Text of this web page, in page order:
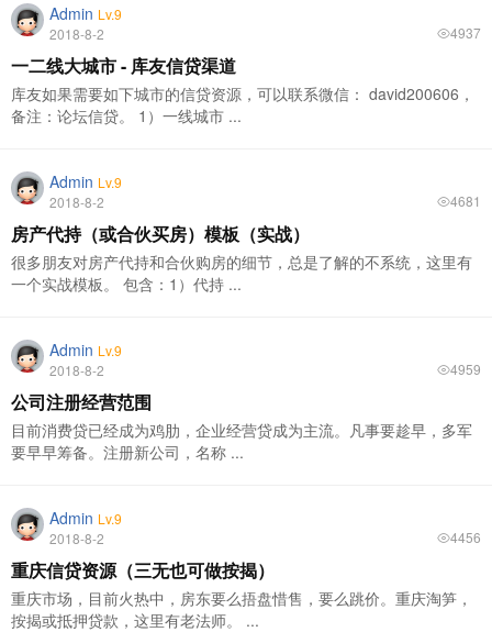
Admin Lv.9
2018-8-2
4937
一二线大城市 - 库友信贷渠道
库友如果需要如下城市的信贷资源，可以联系微信： david200606，
备注：论坛信贷。 1）一线城市 ...
Admin Lv.9
2018-8-2
4681
房产代持（或合伙买房）模板（实战）
很多朋友对房产代持和合伙购房的细节，总是了解的不系统，这里有
一个实战模板。 包含：1）代持 ...
Admin Lv.9
2018-8-2
4959
公司注册经营范围
目前消费贷已经成为鸡肋，企业经营贷成为主流。凡事要趁早，多军
要早早筹备。注册新公司，名称 ...
Admin Lv.9
2018-8-2
4456
重庆信贷资源（三无也可做按揭）
重庆市场，目前火热中，房东要么捂盘惜售，要么跳价。重庆淘笋，
按揭或抵押贷款，这里有老法师。 ...